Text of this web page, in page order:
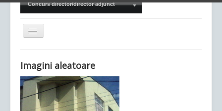
Concurs director/director adjunct
Comută
navigarea
Imagini aleatoare